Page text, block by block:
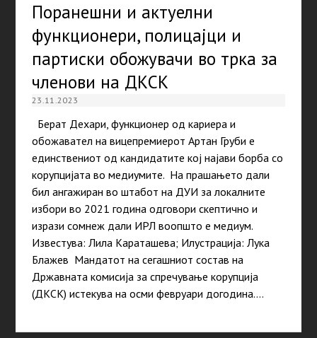
Поранешни и актуелни
функционери, полицајци и
партиски обожувачи во трка за
членови на ДКСК
23.11.2023
Берат Дехари, функционер од кариера и
обожавател на вицепремиерот Артан Груби е
единствениот од кандидатите кој најави борба со
корупцијата во медиумите. На прашањето дали
бил ангажиран во штабот на ДУИ за локалните
избори во 2021 година одговори скептично и
изрази сомнеж дали ИРЛ воопшто е медиум.
Известува: Лила Караташева; Илустрација: Лука
Блажев Мандатот на сегашниот состав на
Државната комисија за спречување корупција
(ДКСК) истекува на осми февруари догодина.…